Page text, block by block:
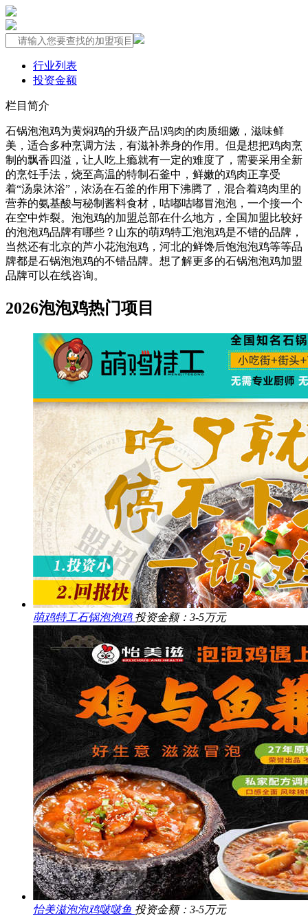
行业列表
投资金额
栏目简介
石锅泡泡鸡为黄焖鸡的升级产品!鸡肉的肉质细嫩，滋味鲜
美，适合多种烹调方法，有滋补养身的作用。但是想把鸡肉烹
制的飘香四溢，让人吃上瘾就有一定的难度了，需要采用全新
的烹饪手法，烧至高温的特制石釜中，鲜嫩的鸡肉正享受
着“汤泉沐浴”，浓汤在石釜的作用下沸腾了，混合着鸡肉里的
营养的氨基酸与秘制酱料食材，咕嘟咕嘟冒泡泡，一个接一个
在空中炸裂。泡泡鸡的加盟总部在什么地方，全国加盟比较好
的泡泡鸡品牌有哪些？山东的萌鸡特工泡泡鸡是不错的品牌，
当然还有北京的芦小花泡泡鸡，河北的鲜馋后饱泡泡鸡等等品
牌都是石锅泡泡鸡的不错品牌。想了解更多的石锅泡泡鸡加盟
品牌可以在线咨询。
2026泡泡鸡热门项目
萌鸡特工石锅泡泡鸡 投资金额：3-5万元
怡美滋泡泡鸡啵啵鱼 投资金额：3-5万元